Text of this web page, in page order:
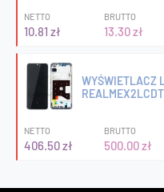
NETTO
10.81 zł
BRUTTO
13.30 zł
WYŚWIETLACZ
NETTO
406.50 zł
BRUTTO
500.00 zł